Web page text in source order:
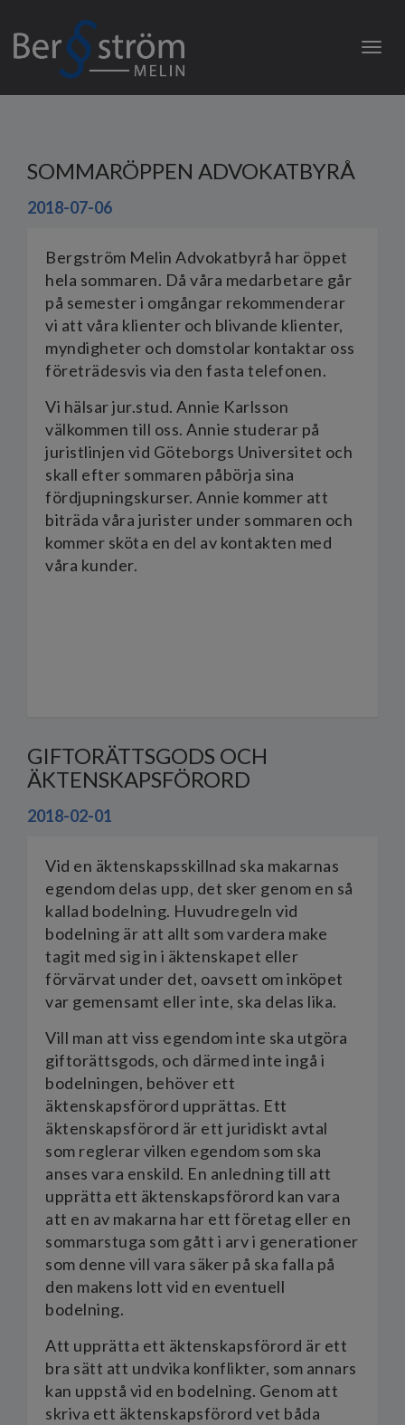
SOMMARÖPPEN ADVOKATBYRÅ
2018-07-06
Bergström Melin Advokatbyrå har öppet
hela sommaren. Då våra medarbetare går
på semester i omgångar rekommenderar
vi att våra klienter och blivande klienter,
myndigheter och domstolar kontaktar oss
företrädesvis via den fasta telefonen.
Vi hälsar jur.stud. Annie Karlsson
välkommen till oss. Annie studerar på
juristlinjen vid Göteborgs Universitet och
skall efter sommaren påbörja sina
fördjupningskurser. Annie kommer att
biträda våra jurister under sommaren och
kommer sköta en del av kontakten med
våra kunder.
GIFTORÄTTSGODS OCH
ÄKTENSKAPSFÖRORD
2018-02-01
Vid en äktenskapsskillnad ska makarnas
egendom delas upp, det sker genom en så
kallad bodelning. Huvudregeln vid
bodelning är att allt som vardera make
tagit med sig in i äktenskapet eller
förvärvat under det, oavsett om inköpet
var gemensamt eller inte, ska delas lika.
Vill man att viss egendom inte ska utgöra
giftorättsgods, och därmed inte ingå i
bodelningen, behöver ett
äktenskapsförord upprättas. Ett
äktenskapsförord är ett juridiskt avtal
som reglerar vilken egendom som ska
anses vara enskild. En anledning till att
upprätta ett äktenskapsförord kan vara
att en av makarna har ett företag eller en
sommarstuga som gått i arv i generationer
som denne vill vara säker på ska falla på
den makens lott vid en eventuell
bodelning.
Att upprätta ett äktenskapsförord är ett
bra sätt att undvika konflikter, som annars
kan uppstå vid en bodelning. Genom att
skriva ett äktenskapsförord vet båda